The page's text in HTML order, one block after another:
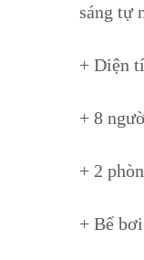
sáng tự
+ Diện
+ 8
+ 2
+ Bể